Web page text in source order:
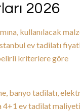
2026
kullanılacak
ev tadilatı
kriterlere göre
banyo tadilatı,
4+1 ev tadilat